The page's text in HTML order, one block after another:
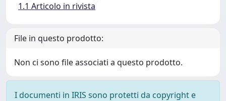
1.1 Articolo in rivista
File in questo prodotto:
Non ci sono file associati a questo prodotto.
I documenti in IRIS sono protetti da copyright e